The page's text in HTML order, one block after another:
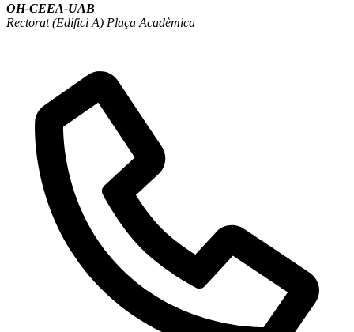
OH-CEEA-UAB
Rectorat (Edifici A) Plaça Acadèmica